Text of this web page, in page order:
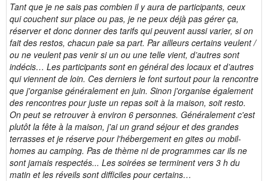
Tant que je ne sais pas combien il y aura de participants, ceux
qui couchent sur place ou pas, je ne peux déjà pas gérer ça,
réserver et donc donner des tarifs qui peuvent aussi varier, si on
fait des restos, chacun paie sa part. Par ailleurs certains veulent /
ou ne veulent pas venir si un ou une telle vient, d’autres sont
indécis… Les participants sont en général des locaux et d’autres
qui viennent de loin. Ces derniers le font surtout pour la rencontre
que j'organise généralement en juin. Sinon j'organise également
des rencontres pour juste un repas soit à la maison, soit resto.
On peut se retrouver à environ 6 personnes. Généralement c'est
plutôt la fête à la maison, j'ai un grand séjour et des grandes
terrasses et je réserve pour l'hébergement en gites ou mobil-
homes au camping. Pas de thème ni de programmes car ils ne
sont jamais respectés... Les soirées se terminent vers 3 h du
matin et les réveils sont difficiles pour certains…